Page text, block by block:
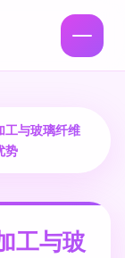
工与玻璃纤维
势
工与玻